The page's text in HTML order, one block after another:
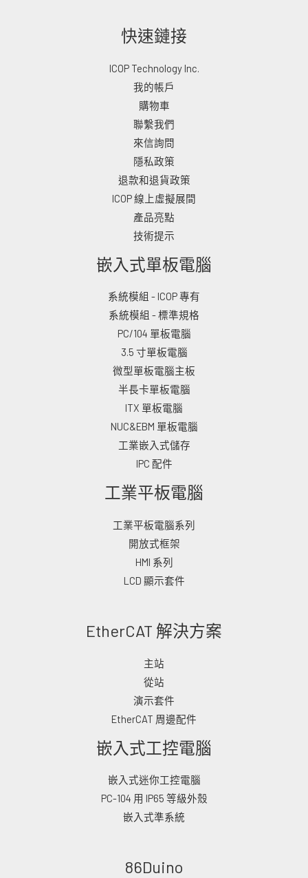
快速鏈接
ICOP Technology Inc.
我的帳戶
購物車
聯繫我們
來信詢問
隱私政策
退款和退貨政策
ICOP 線上虛擬展間
產品亮點
技術提示
嵌入式單板電腦
系統模組 - ICOP 專有
系統模組 - 標準規格
PC/104 單板電腦
3.5 寸單板電腦
微型單板電腦主板
半長卡單板電腦
ITX 單板電腦
NUC&EBM 單板電腦
工業嵌入式儲存
IPC 配件
工業平板電腦
工業平板電腦系列
開放式框架
HMI 系列
LCD 顯示套件
EtherCAT 解決方案
主站
從站
演示套件
EtherCAT 周邊配件
嵌入式工控電腦
嵌入式迷你工控電腦
PC-104 用 IP65 等級外殼
嵌入式準系統
86Duino